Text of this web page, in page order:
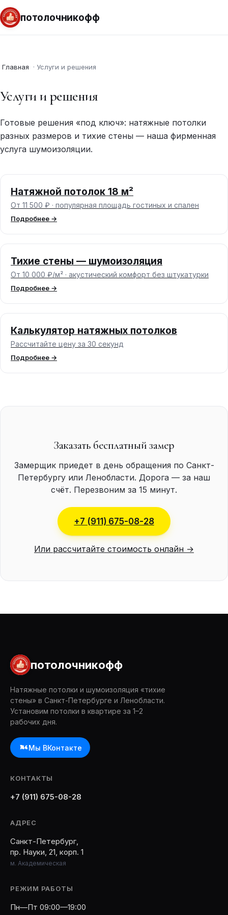
потолочникофф
Главная · Услуги и решения
Услуги и решения
Готовые решения «под ключ»: натяжные потолки
разных размеров и тихие стены — наша фирменная
услуга шумоизоляции.
Натяжной потолок 18 м²
От 11 500 ₽ · популярная площадь гостиных и спален
Подробнее →
Тихие стены — шумоизоляция
От 10 000 ₽/м² · акустический комфорт без штукатурки
Подробнее →
Калькулятор натяжных потолков
Рассчитайте цену за 30 секунд
Подробнее →
Заказать бесплатный замер
Замерщик приедет в день обращения по Санкт-
Петербургу или Ленобласти. Дорога — за наш
счёт. Перезвоним за 15 минут.
+7 (911) 675-08-28
Или рассчитайте стоимость онлайн →
потолочникофф
Натяжные потолки и шумоизоляция «тихие
стены» в Санкт-Петербурге и Ленобласти.
Установим потолки в квартире за 1–2
рабочих дня.
Мы ВКонтакте
КОНТАКТЫ
+7 (911) 675-08-28
АДРЕС
Санкт-Петербург,
пр. Науки, 21, корп. 1
м. Академическая
РЕЖИМ РАБОТЫ
Пн—Пт 09:00—19:00